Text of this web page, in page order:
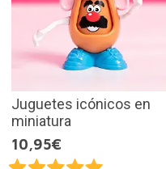
Juguetes icónicos en
miniatura
10,95€